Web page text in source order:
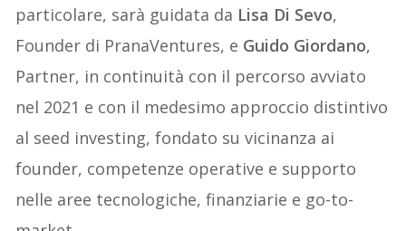
particolare, sarà guidata da Lisa Di Sevo,
Founder di PranaVentures, e Guido Giordano,
Partner, in continuità con il percorso avviato
nel 2021 e con il medesimo approccio distintivo
al seed investing, fondato su vicinanza ai
founder, competenze operative e supporto
nelle aree tecnologiche, finanziarie e go-to-